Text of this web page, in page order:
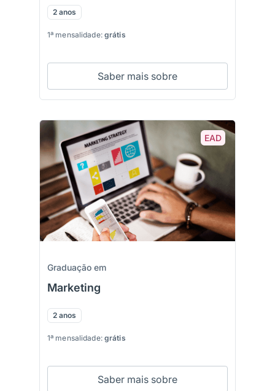
2 anos
1ª mensalidade: grátis
Saber mais sobre
EAD
Graduação em
Marketing
2 anos
1ª mensalidade: grátis
Saber mais sobre